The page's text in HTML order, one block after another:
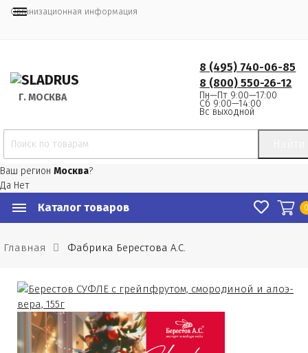
Организационная информация
Г. МОСКВА
8 (495) 740-06-85
8 (800) 550-26-12
Пн—Пт 9:00—17:00
Сб 9:00—14:00
Вс выходной
Ваш регион Москва?
Да Нет
Каталог товаров
Главная Фабрика Берестова А.С.